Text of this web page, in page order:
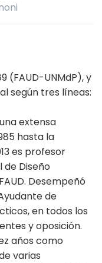
(FAUD-UNMdP), y
según tres líneas:
extensa
hasta la
es profesor
Diseño
Desempeñó
de
en todos los
y oposición.
años como
varias